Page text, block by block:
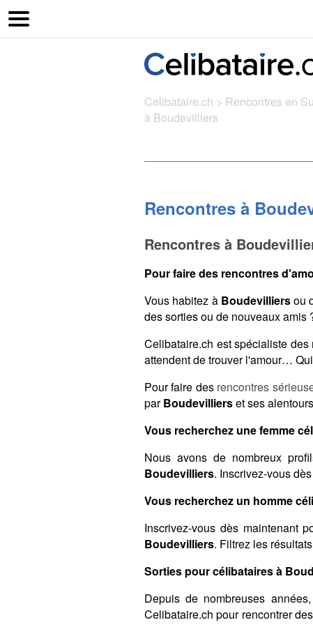
Celibataire.ch > Rencontres en
à Boudevilliers
Rencontres à
Rencontres à
Pour faire des rencontres
Vous habitez à Boudevilliersou
des sorties ou de nouveaux amis
Celibataire.ch est spécialiste
attendent de trouver l'amour…
Pour faire des rencontres
parBoudevillierset ses
Vous recherchez une femme
Nous avons de nombreux
Boudevilliers. Inscrivez-vous
Vous recherchez un homme
Inscrivez-vous dès maintenant
Boudevilliers. Filtrez les
Sorties pour célibataires à
Depuis de nombreuses
Celibataire.ch pour rencontrer